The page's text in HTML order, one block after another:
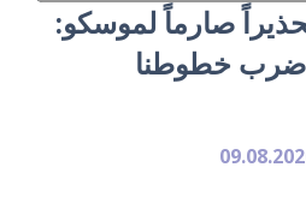
صارماً لموسكو:
ضرب خطوطنا